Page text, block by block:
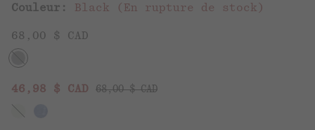
Couleur: Black (En rupture de stock)
68,00 $ CAD
Sale price:
46,98 $ CAD Regular price:
68,00 $ CAD